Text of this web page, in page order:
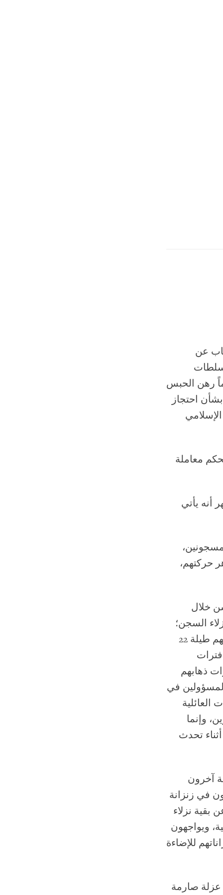
عن
التي أجريت مع ثلاثة رجال أمضوا نحو 11 عاماً رهن الحبس
احتجاز
معاملة
أنه يأتي
حركتهم،
خلال
السجن؛
أما السجناء المحتجزون قيد الحبس الانفرادي فهم يُحبسون في زنزاناتهم طيلة 22
ذهابهم
في
العائلية
وإنما
تحدث
آخرون
في زنزانة
بقية نزلاء
ويواجهون
للإضاءة
عزلة صارمة